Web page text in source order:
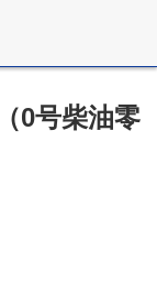
0号柴油零